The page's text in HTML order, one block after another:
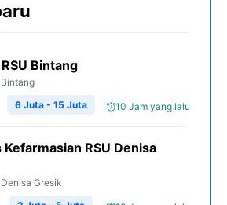
Bintang
10 Jam yang lalu
6 Juta - 15 Juta
RSU Denisa
Gresik